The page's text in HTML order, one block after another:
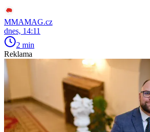
MMAMAG.cz
dnes, 14:11
2 min
Reklama